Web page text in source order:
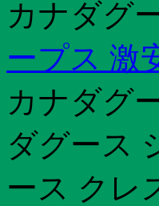
カナダグ
ープス 激
カナダグ
ダグース
ース クレ